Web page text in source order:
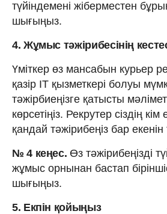
түйіндемені жіберместен
шығыңыз.
4. Жұмыс тәжірибесінің
Үміткер өз мансабын курьер
қазір IT қызметкері болуы
тәжірбиеңізге қатысты
көрсетіңіз. Рекрутер сіздің кім
қандай тәжірибеңіз бар екенін
№ 4 кеңес. Өз тәжірибеңізді
жұмыс орнынан бастап
шығыңыз.
5. Екпін қойыңыз